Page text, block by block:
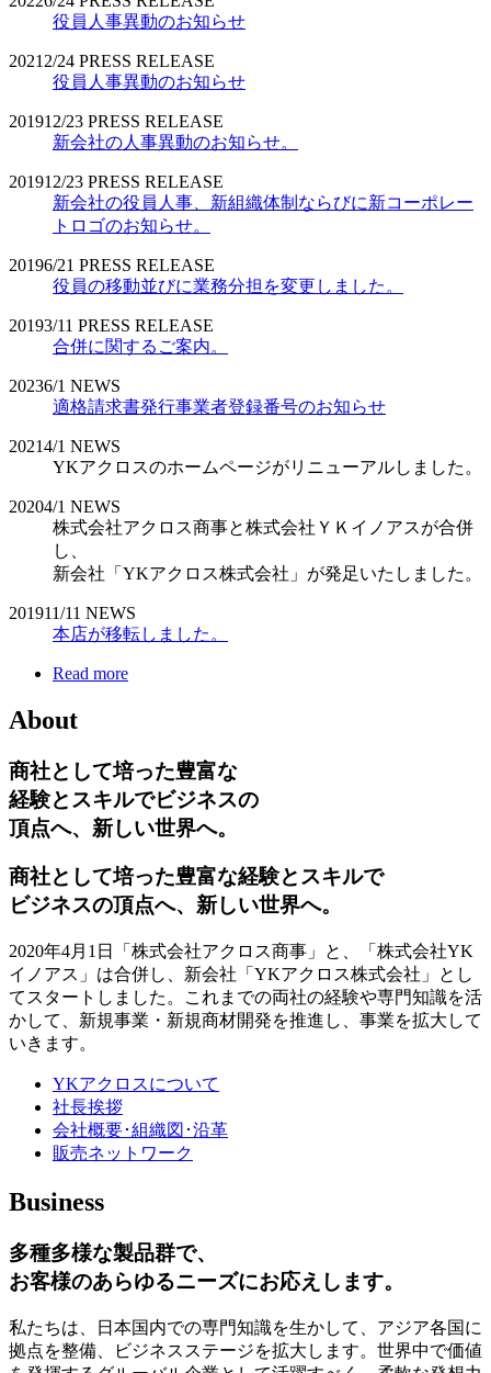
役員人事異動のお知らせ
2021 2/24 PRESS RELEASE
役員人事異動のお知らせ
201912/23 PRESS RELEASE
新会社の人事異動のお知らせ。
201912/23 PRESS RELEASE
新会社の役員人事、新組織体制ならびに新コーポレー
トロゴのお知らせ。
20196/21 PRESS RELEASE
役員の移動並びに業務分担を変更しました。
20193/11 PRESS RELEASE
合併に関するご案内。
20236/1 NEWS
適格請求書発行事業者登録番号のお知らせ
20214/1 NEWS
YKアクロスのホームページがリニューアルしました。
20204/1 NEWS
株式会社アクロス商事と株式会社ＹＫイノアスが合併
し、
新会社「YKアクロス株式会社」が発足いたしました。
201911/11 NEWS
本店が移転しました。
Read more
About
商社として培った豊富な
経験とスキルでビジネスの
頂点へ、新しい世界へ。
商社として培った豊富な経験とスキルで
ビジネスの頂点へ、新しい世界へ。
2020年4月1日「株式会社アクロス商事」と、「株式会社YK
イノアス」は合併し、新会社「YKアクロス株式会社」とし
てスタートしました。これまでの両社の経験や専門知識を活
かして、新規事業・新規商材開発を推進し、事業を拡大して
いきます。
YKアクロスについて
社長挨拶
会社概要･組織図･沿革
販売ネットワーク
Business
多種多様な製品群で、
お客様のあらゆるニーズにお応えします。
私たちは、日本国内での専門知識を生かして、アジア各国に
拠点を整備、ビジネスステージを拡大します。世界中で価値